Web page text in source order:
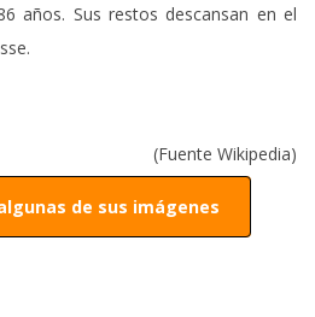
años. Sus restos descansan en el
(Fuente Wikipedia)
de sus imágenes